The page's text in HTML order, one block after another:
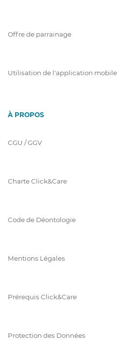
Offre de parrainage
Utilisation de l'application mobile
À PROPOS
CGU / GGV
Charte Click&Care
Code de Déontologie
Mentions Légales
Prérequis Click&Care
Protection des Données